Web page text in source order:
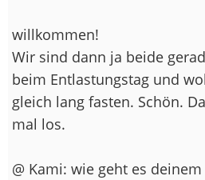
willkommen!
Wir sind dann ja beide
beim Entlastungstag und
gleich lang fasten. Schön.
mal los.
@ Kami: wie geht es deinem